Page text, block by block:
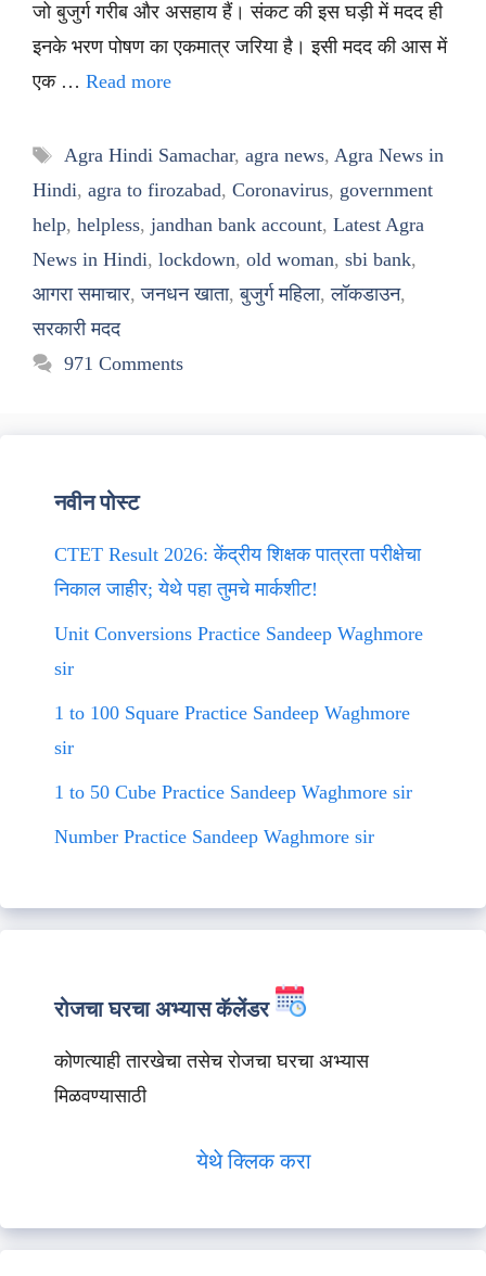
जो बुजुर्ग गरीब और असहाय हैं। संकट की इस घड़ी में मदद ही
इनके भरण पोषण का एकमात्र जरिया है। इसी मदद की आस में
एक … Read more
Tags
Agra Hindi Samachar, agra news, Agra News in
Hindi, agra to firozabad, Coronavirus, government
help, helpless, jandhan bank account, Latest Agra
News in Hindi, lockdown, old woman, sbi bank,
आगरा समाचार,जनधन खाता,बुजुर्ग महिला,लॉकडाउन,
सरकारी मदद
971 Comments
नवीन पोस्ट
CTET Result 2026: केंद्रीय शिक्षक पात्रता परीक्षेचा
निकाल जाहीर; येथे पहा तुमचे मार्कशीट!
Unit Conversions Practice Sandeep Waghmore
sir
1 to 100 Square Practice Sandeep Waghmore
sir
1 to 50 Cube Practice Sandeep Waghmore sir
Number Practice Sandeep Waghmore sir
रोजचा घरचा अभ्यास कॅलेंडर
कोणत्याही तारखेचा तसेच रोजचा घरचा अभ्यास
मिळवण्यासाठी
येथे क्लिक करा